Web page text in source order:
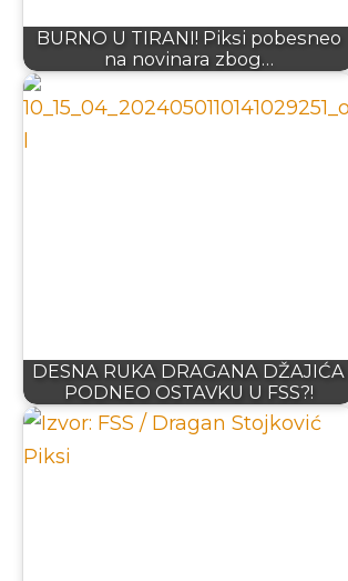
BURNO U TIRANI! Piksi pobesneo
na novinara zbog…
DESNA RUKA DRAGANA DŽAJIĆA
PODNEO OSTAVKU U FSS?!